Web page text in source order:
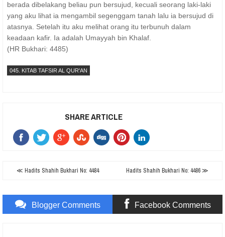
berada dibelakang beliau pun bersujud, kecuali seorang laki-laki
yang aku lihat ia mengambil segenggam tanah lalu ia bersujud di
atasnya. Setelah itu aku melihat orang itu terbunuh dalam
keadaan kafir. Ia adalah Umayyah bin Khalaf.
(HR Bukhari: 4485)
045. KITAB TAFSIR AL QUR'AN
SHARE ARTICLE
≪ Hadits Shahih Bukhari No: 4484 Hadits Shahih Bukhari No: 4486 ≫
Blogger Comments Facebook Comments